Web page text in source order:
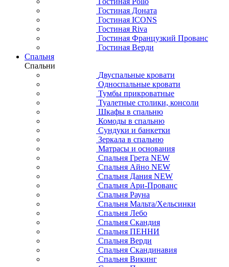
Гостиная Доната
Гостиная ICONS
Гостиная Riva
Гостиная Французкий Прованс
Гостиная Верди
Спальня
Спальни
Двуспальные кровати
Односпальные кровати
Тумбы прикроватные
Туалетные столики, консоли
Шкафы в спальню
Комоды в спальню
Сундуки и банкетки
Зеркала в спальню
Матрасы и основания
Спальня Грета NEW
Спальня Айно NEW
Спальня Дания NEW
Спальня Ари-Прованс
Спальня Рауна
Спальня Мальта/Хельсинки
Спальня Лебо
Спальня Скандия
Спальня ПЕННИ
Спальня Верди
Спальня Скандинавия
Спальня Викинг